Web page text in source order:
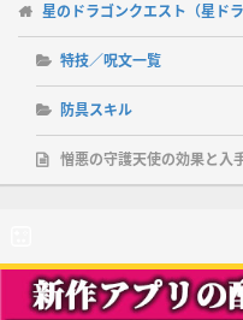
星のドラゴンクエスト（星ド
特技／呪文一覧
防具スキル
憎悪の守護天使の効果と入